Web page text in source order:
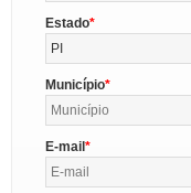
Estado
PI
Município
E-mail